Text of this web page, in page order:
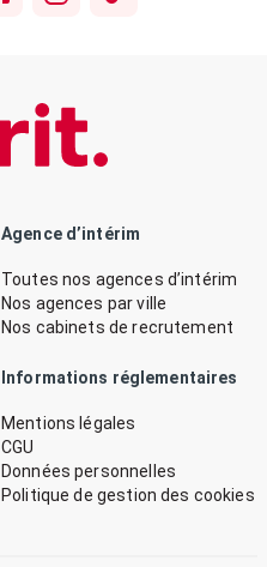
Agence d’intérim
Toutes nos agences d’intérim
Nos agences par ville
Nos cabinets de recrutement
Informations réglementaires
Mentions légales
CGU
Données personnelles
Politique de gestion des cookies